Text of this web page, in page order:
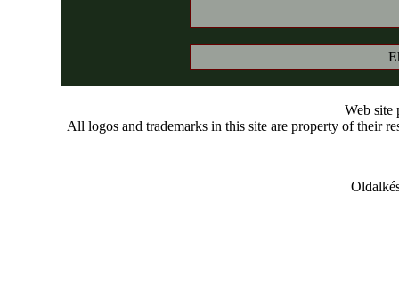
Web site
All logos and trademarks in this site are property of their